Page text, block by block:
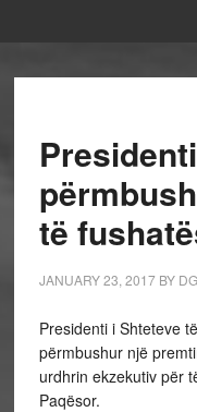
të
JANUARY 23, 2017BY
Presidenti i Shteteve
përmbushur një
urdhrin ekzekutiv për
Paqësor.